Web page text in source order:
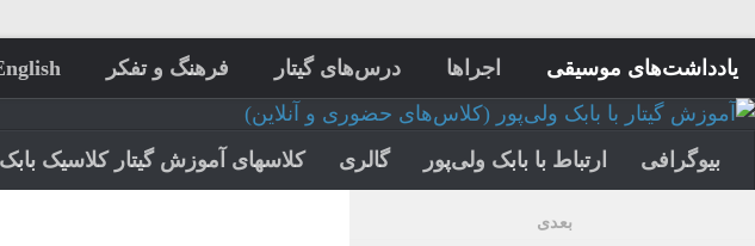
یادداشت‌های موسیقی اجراها درس‌های گیتار فرهنگ و تفکر
بیوگرافی ارتباط با بابک ولی‌پور گالری کلاسهای آموزش گیتار کلاسیک
بعدی